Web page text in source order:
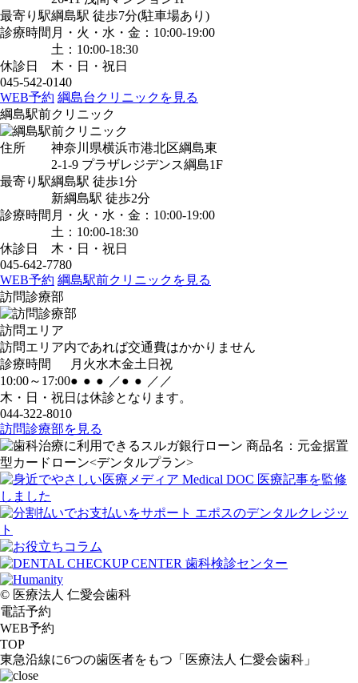
最寄り駅綱島駅 徒歩7分(駐車場あり)
診療時間 月・火・水・金：10:00-19:00
土：10:00-18:30
休診日
木・日・祝日
045-542-0140
WEB予約 綱島台クリニックを見る
綱島駅前クリニック
住所
神奈川県横浜市港北区綱島東
2-1-9 プラザレジデンス綱島1F
最寄り駅綱島駅 徒歩1分
新綱島駅 徒歩2分
診療時間 月・火・水・金：10:00-19:00
土：10:00-18:30
休診日
木・日・祝日
045-642-7780
WEB予約 綱島駅前クリニックを見る
訪問診療部
訪問エリア
訪問エリア内であれば交通費はかかりません
診療時間
月 火水木金土 日 祝
10:00～17:00● ● ● ／● ● ／ ／
木・日・祝日は休診となります。
044-322-8010
訪問診療部を見る
© 医療法人 仁愛会歯科
電話予約
WEB予約
TOP
東急沿線に6つの歯医者をもつ「医療法人 仁愛会歯科」